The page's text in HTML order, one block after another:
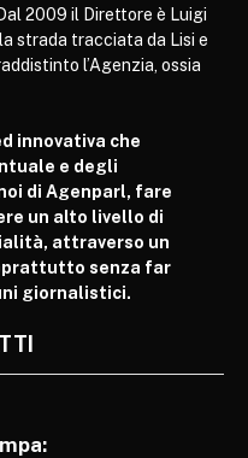
2009 il Direttore è Luigi
strada tracciata da Lisi e
l’Agenzia, ossia
innovativa che
e degli
di Agenparl, fare
un alto livello di
attraverso un
senza far
giornalistici.